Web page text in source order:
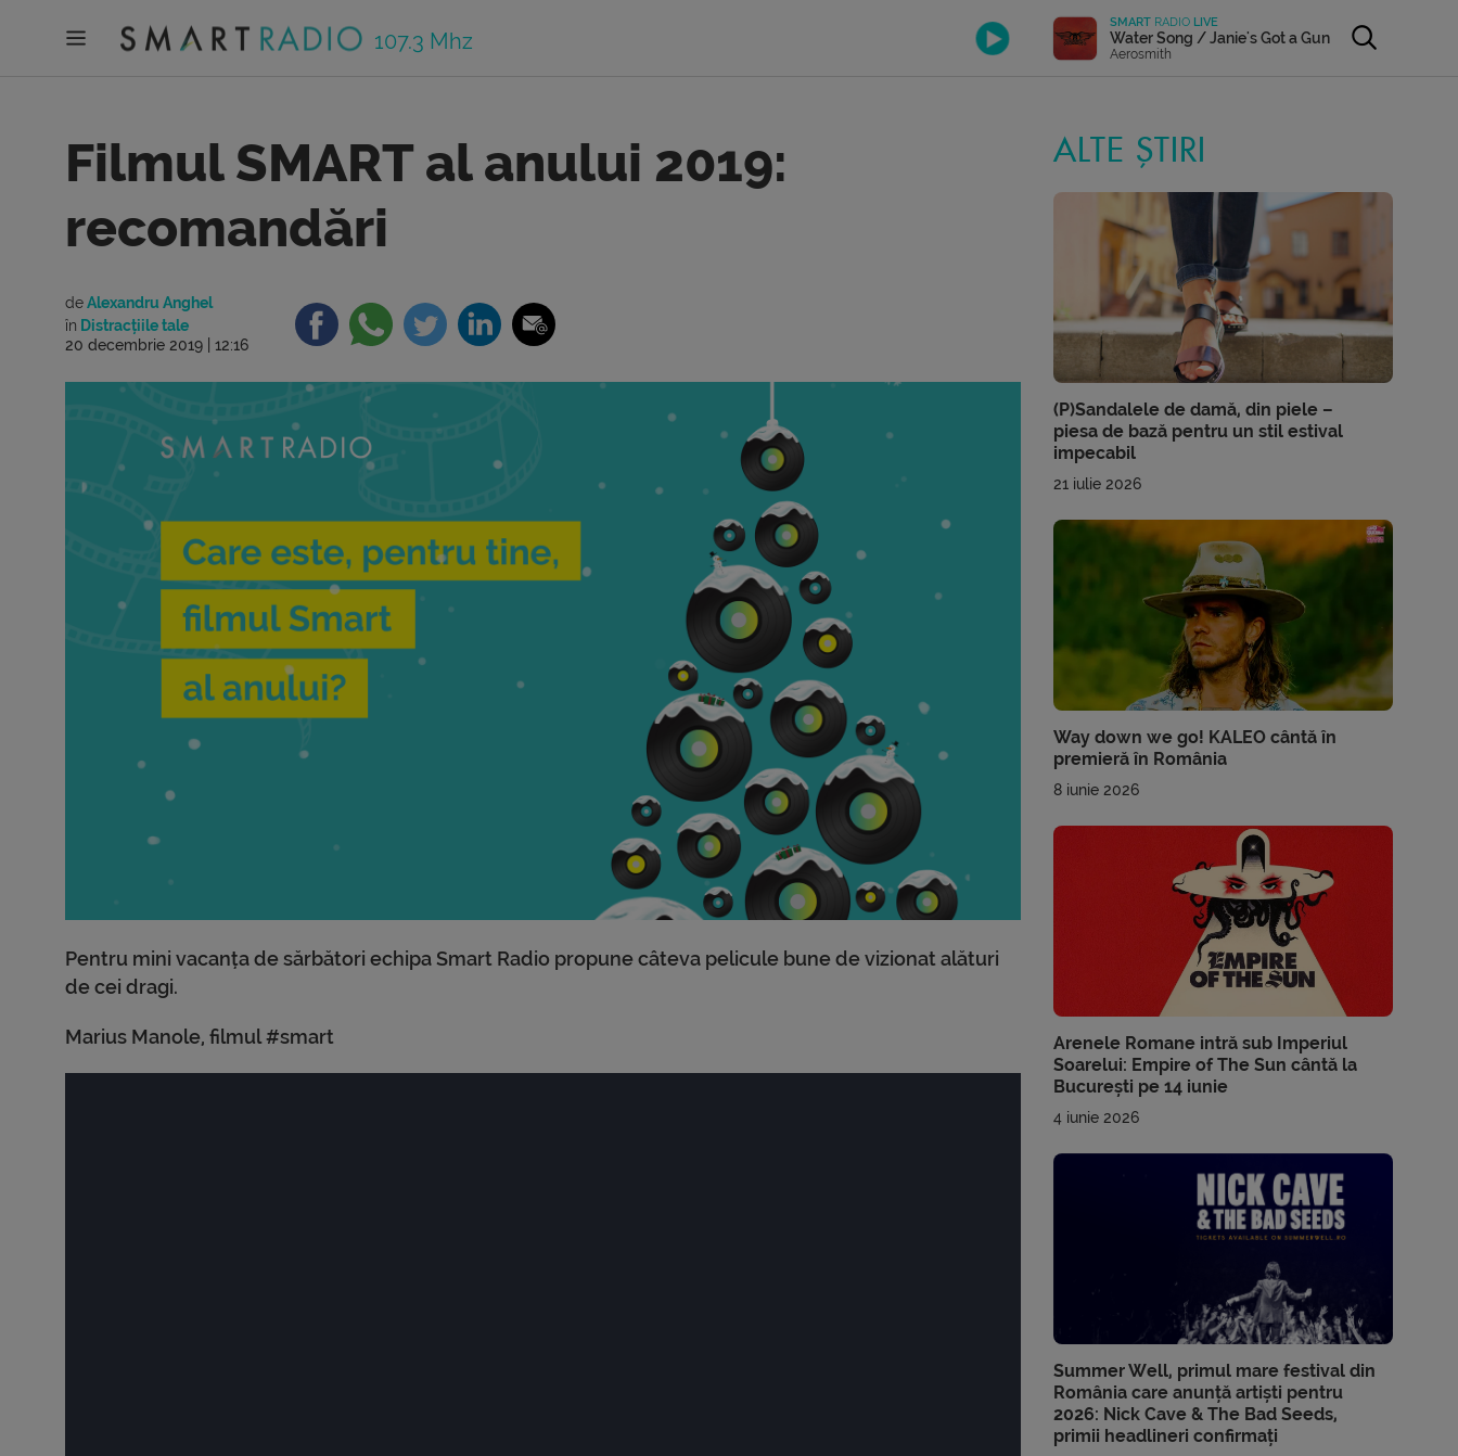
107.3 Mhz
SMART RADIO LIVE
Water Song / Janie's Got a Gun
Aerosmith
Filmul SMART al anului 2019:
recomandări
deAlexandru Anghel
în Distracțiile tale
20 decembrie 2019 | 12:16
Pentru mini vacanța de sărbători echipa Smart Radio propune câteva pelicule bune de vizionat alături
de cei dragi.
Marius Manole, filmul #smart
ALTE ȘTIRI
(P)Sandalele de damă, din piele –
piesa de bază pentru un stil estival
impecabil
21 iulie 2026
Way down we go! KALEO cântă în
premieră în România
8 iunie 2026
Arenele Romane intră sub Imperiul
Soarelui: Empire of The Sun cântă la
București pe 14 iunie
4 iunie 2026
Summer Well, primul mare festival din
România care anunță artiști pentru
2026: Nick Cave & The Bad Seeds,
primii headlineri confirmați